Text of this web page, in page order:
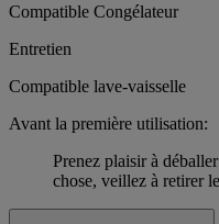
Compatible Congélateur
Entretien
Compatible lave-vaisselle
Avant la première utilisation:
Prenez plaisir à
chose, veillez à retirer